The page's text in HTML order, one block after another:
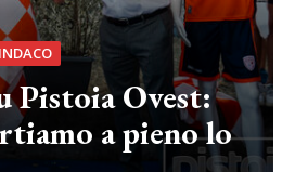
Pistoia Ovest:
a pieno lo